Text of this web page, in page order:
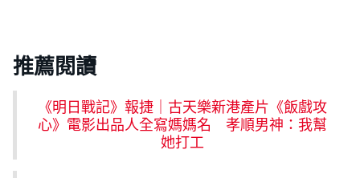
推薦閱讀
《明日戰記》報捷｜古天樂新港產片《飯戲攻
心》電影出品人全寫媽媽名 孝順男神：我幫
她打工